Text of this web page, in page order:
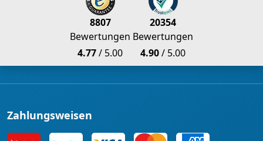
8807
Bewertungen
4.77/ 5.00
20354
Bewertungen
4.90/ 5.00
Zahlungsweisen